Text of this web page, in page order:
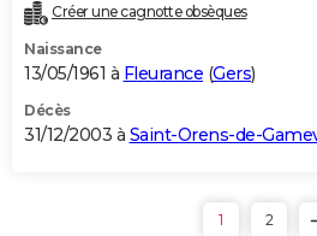
Créer une cagnotte obsèques
Naissance
13/05/1961 à Fleurance (Gers)
Décès
31/12/2003 à Saint-Orens-de-
1 2